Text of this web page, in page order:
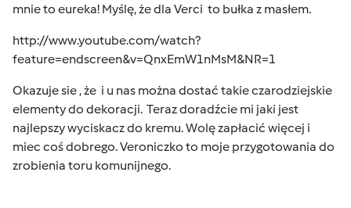
mnie to eureka! Myślę, że dla Verci to bułka z masłem.
http://www.youtube.com/watch?
feature=endscreen&v=QnxEmW1nMsM&NR=1
Okazuje sie , że i u nas można dostać takie czarodziejskie
elementy do dekoracji. Teraz doradźcie mi jaki jest
najlepszy wyciskacz do kremu. Wolę zapłacić więcej i
miec coś dobrego. Veroniczko to moje przygotowania do
zrobienia toru komunijnego.